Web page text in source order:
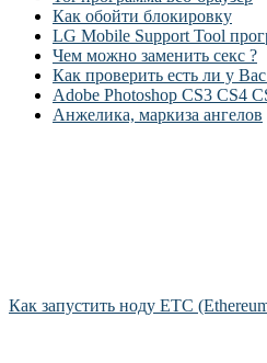
Как обойти блокировку
LG Mobile Support Tool
Чем можно заменить секс ?
Как проверить есть ли у
Adobe Photoshop CS3 CS4
Анжелика, маркиза ангелов
Как запустить ноду ETC